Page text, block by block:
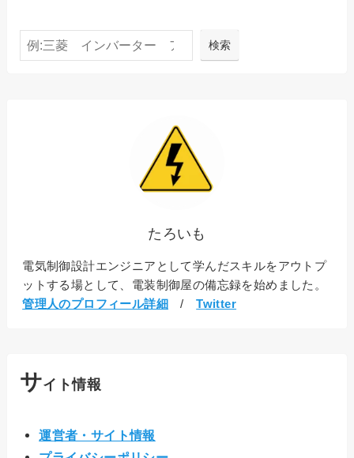
検索 検索
たろいも
電気制御設計エンジニアとして学んだスキルをアウトプ
ットする場として、電装制御屋の備忘録を始めました。
管理人のプロフィール詳細 /Twitter
サイト情報
運営者・サイト情報